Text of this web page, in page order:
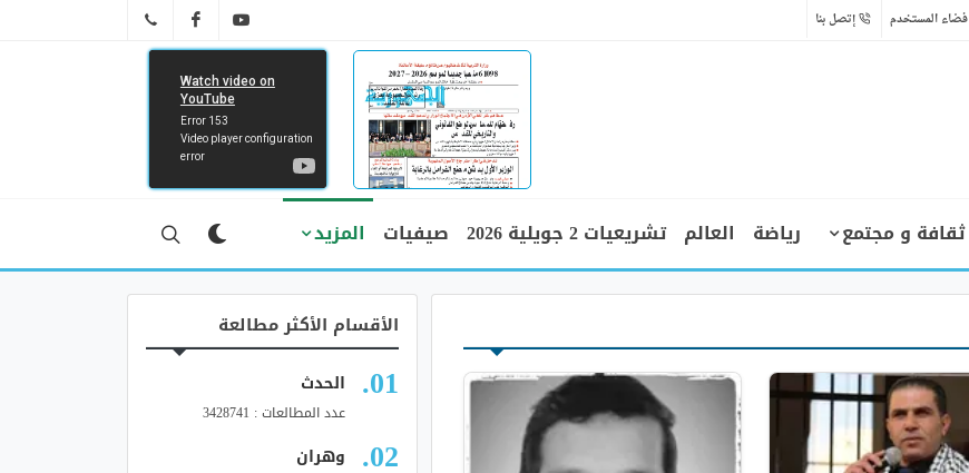
فضاء المستخدم إتصل بنا YT
FB
ثقافة و مجتمع رياضة العالم تشريعيات 2 جويلية 2026 صيفيات المزيد
الأقسام الأكثر مطالعة
الحدث
عدد المطالعات : 3428741
وهران